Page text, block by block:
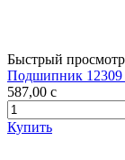
Быстрый просмотр
Подшипник
587,00 c
Купить